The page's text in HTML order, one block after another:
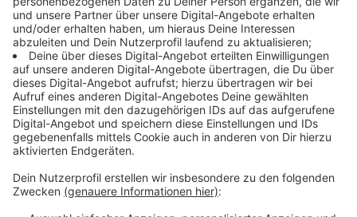
die Umstrukturierung der Branche schwer haben,
sei ihm klar. Das Konzept von Betriebsrat und IG
Metall sei aber durchdacht und auch nachhaltig.
Veröffentlicht:Freitag, 19.02.2021 09:47
Anzeige